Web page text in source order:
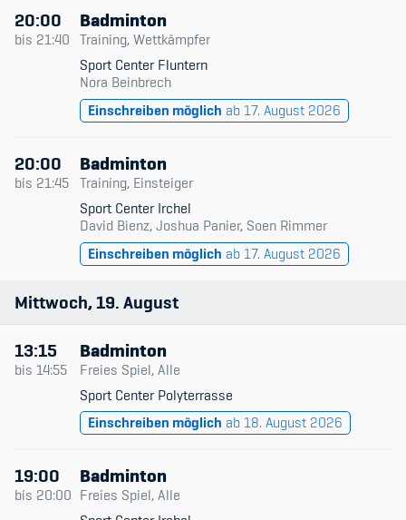
20:00
bis 21:40
Badminton
Training, Wettkämpfer
Sport Center Fluntern
Nora Beinbrech
Einschreiben möglich ab 17. August 2026
20:00
bis 21:45
Badminton
Training, Einsteiger
Sport Center Irchel
David Bienz, Joshua Panier, Soen Rimmer
Einschreiben möglich ab 17. August 2026
Mittwoch 19 August
13:15
bis 14:55
Badminton
Freies Spiel, Alle
Sport Center Polyterrasse
Einschreiben möglich ab 18. August 2026
19:00
bis 20:00
Badminton
Freies Spiel, Alle